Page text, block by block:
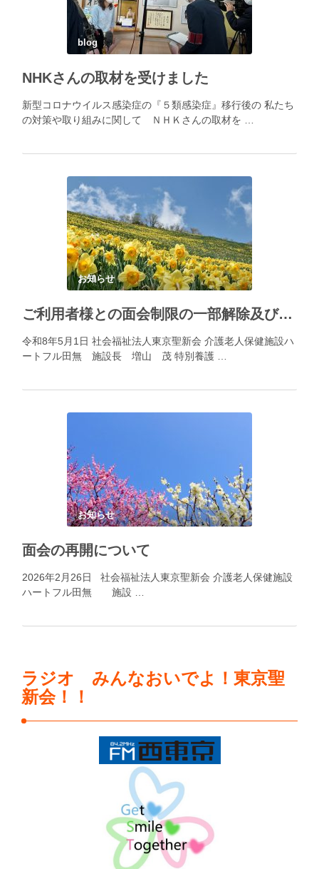
blog
NHKさんの取材を受けました
新型コロナウイルス感染症の『５類感染症』移行後の 私たち
の対策や取り組みに関して ＮＨＫさんの取材を …
お知らせ
ご利用者様との面会制限の一部解除及び面会にあたってのお願い
令和8年5月1日 社会福祉法人東京聖新会 介護老人保健施設ハ
ートフル田無 施設長 増山 茂 特別養護 …
お知らせ
面会の再開について
2026年2月26日 社会福祉法人東京聖新会 介護老人保健施設
ハートフル田無 施設 …
ラジオ みんなおいでよ！東京聖
新会！！